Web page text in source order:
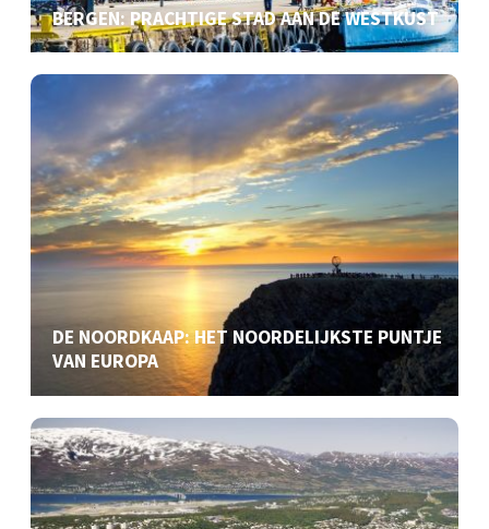
BERGEN: PRACHTIGE STAD AAN DE WESTKUST
DE NOORDKAAP: HET NOORDELIJKSTE PUNTJE
VAN EUROPA